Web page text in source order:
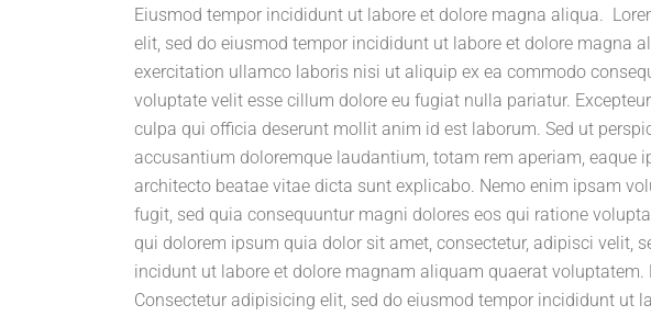
Eiusmod tempor incididunt ut labore et dolore magna aliqua.
elit, sed do eiusmod tempor incididunt ut labore et dolore magna
exercitation ullamco laboris nisi ut aliquip ex ea commodo
voluptate velit esse cillum dolore eu fugiat nulla pariatur.
culpa qui officia deserunt mollit anim id est laborum. Sed ut
accusantium doloremque laudantium, totam rem aperiam, eaque
architecto beatae vitae dicta sunt explicabo. Nemo enim ipsam
fugit, sed quia consequuntur magni dolores eos qui ratione
qui dolorem ipsum quia dolor sit amet, consectetur, adipisci velit,
incidunt ut labore et dolore magnam aliquam quaerat
Consectetur adipisicing elit, sed do eiusmod tempor incididunt ut